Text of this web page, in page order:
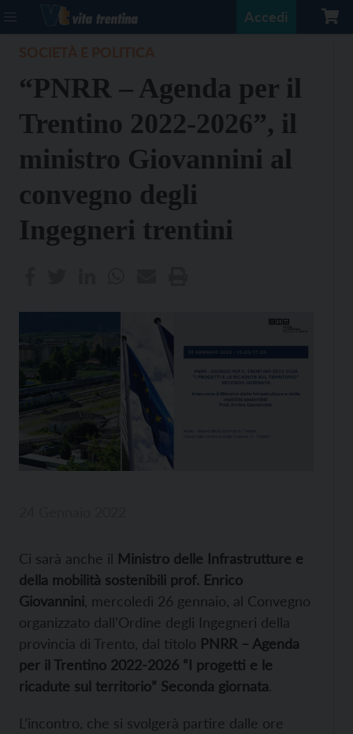
Accedi
“PNRR – Agenda per il
Trentino 2022-2026”, il
ministro Giovannini al
convegno degli
Ingegneri trentini
Ci sarà anche il Ministro delle Infrastrutture e
della mobilità sostenibili prof. Enrico
Giovannini , mercoledì 26 gennaio, al Convegno
organizzato dall’Ordine degli Ingegneri della
provincia di Trento, dal titolo PNRR – Agenda
per il Trentino 2022-2026 “I progetti e le
ricadute sul territorio” Seconda giornata.
L’incontro, che si svolgerà partire dalle ore